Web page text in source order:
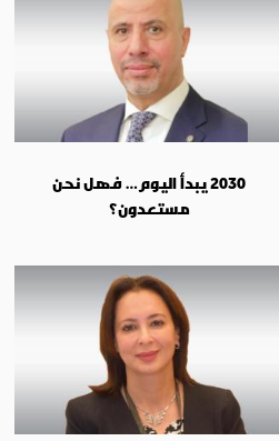
2030 يبدأ اليوم… فهل نحن
مستعدون؟